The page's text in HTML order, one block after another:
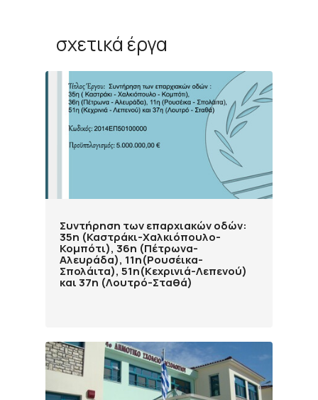
σχετικά έργα
Συντήρηση των επαρχιακών οδών:
35η (Καστράκι-Χαλκιόπουλο-
Κομπότι), 36η (Πέτρωνα-
Αλευράδα), 11η(Ρουσέικα-
Σπολάιτα), 51η(Κεχρινιά-Λεπενού)
και 37η (Λουτρό-Σταθά)